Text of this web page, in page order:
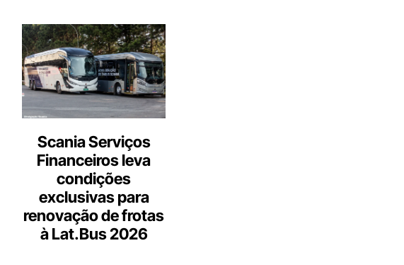
Scania Serviços
Financeiros leva
condições
exclusivas para
renovação de frotas
à Lat.Bus 2026